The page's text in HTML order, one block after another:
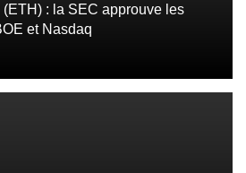
: la SEC approuve les
et Nasdaq